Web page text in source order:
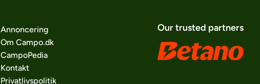
Annoncering
Om Campo.dk
CampoPedia
Kontakt
Privatlivspolitik
Our trusted partners